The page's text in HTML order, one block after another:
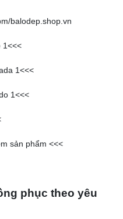
balodep.shop.vn
<<<
1<<<
1<<<
sản phẩm <<<
phục theo yêu